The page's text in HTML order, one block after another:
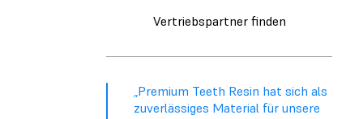
Vertriebspartner finden
„Premium Teeth Resin hat sich als
zuverlässiges Material für unsere